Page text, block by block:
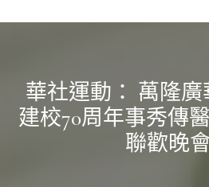
華社運動： 萬隆
建校70周年事秀傳
聯歡晚